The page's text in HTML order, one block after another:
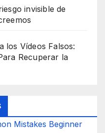
invisible de
los Vídeos Falsos:
Recuperar la
Mistakes Beginner